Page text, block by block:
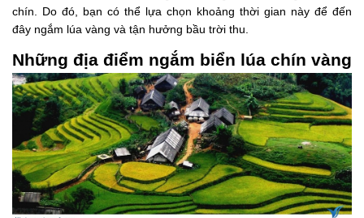
chín. Do đó, bạn có thể lựa chọn khoảng thời gian này để đến
đây ngắm lúa vàng và tận hưởng bầu trời thu.
Những địa điểm ngắm biển lúa chín vàng